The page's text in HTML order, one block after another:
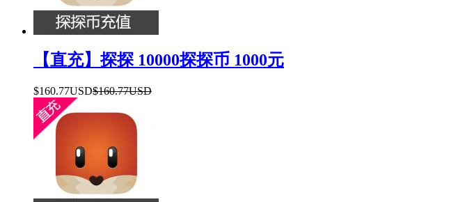
【直充】探探 10000探探币 1000元
$160.77USD$160.77USD